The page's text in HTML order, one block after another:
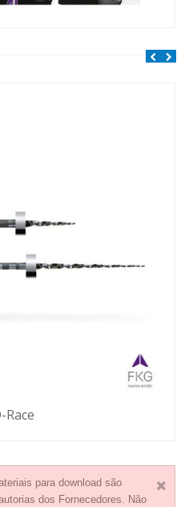
Race
para download são
dos Fornecedores. Não